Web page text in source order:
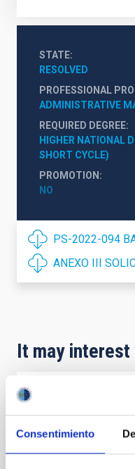
Consentimiento
STATE
RESOLVED
PROFESSIONAL
ADMINISTRATIVE
REQUIRED DEGREE
HIGHER NATIONAL
SHORT CYCLE)
PROMOTION
NO
PS-2022-094
ANEXO III
It may interest
Especialidad